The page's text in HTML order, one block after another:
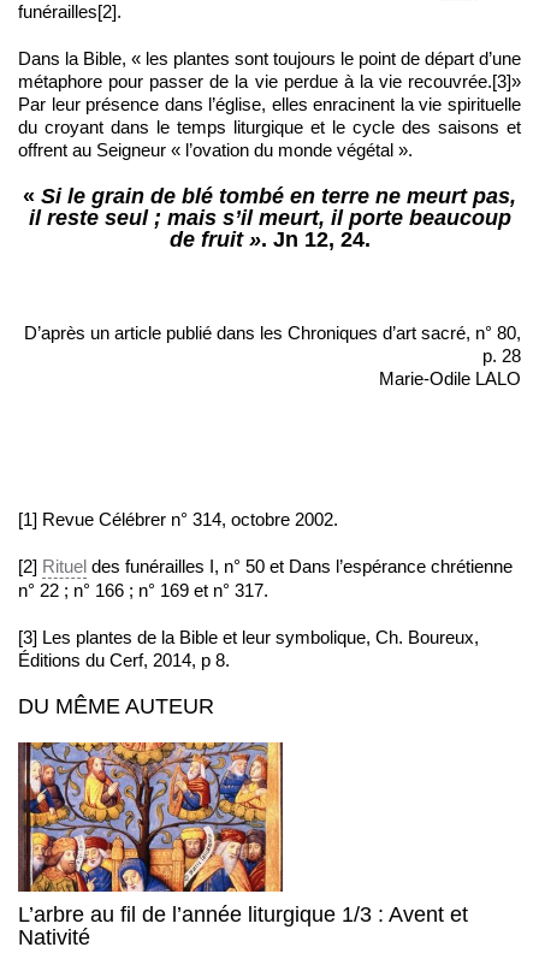
funérailles[2].
Dans la Bible, « les plantes sont toujours le point de départ d’une
métaphore pour passer de la vie perdue à la vie recouvrée.[3]»
Par leur présence dans l’église, elles enracinent la vie spirituelle
du croyant dans le temps liturgique et le cycle des saisons et
offrent au Seigneur « l’ovation du monde végétal ».
« Si le grain de blé tombé en terre ne meurt pas,
il reste seul ; mais s’il meurt, il porte beaucoup
de fruit ». Jn 12, 24.
D’après un article publié dans les Chroniques d’art sacré, n° 80,
p. 28
Marie-Odile LALO
[1] Revue Célébrer n° 314, octobre 2002.
[2] Rituel des funérailles I, n° 50 et Dans l’espérance chrétienne
n° 22 ; n° 166 ; n° 169 et n° 317.
[3] Les plantes de la Bible et leur symbolique, Ch. Boureux,
Éditions du Cerf, 2014, p 8.
DU MÊME AUTEUR
L’arbre au fil de l’année liturgique 1/3 : Avent et
Nativité